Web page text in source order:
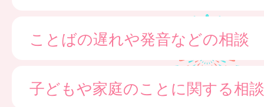
ことばの遅れや発音などの相談
子どもや家庭のことに関する相談